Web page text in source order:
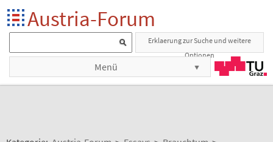
Austria-Forum
Erklaerung zur Suche und weitere
Optionen
Menü